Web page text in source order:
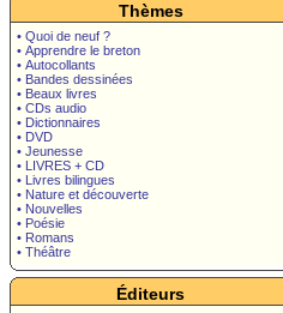
Thèmes
• Quoi de neuf ?
• Apprendre le breton
• Autocollants
• Bandes dessinées
• Beaux livres
• CDs audio
• Dictionnaires
• DVD
• Jeunesse
• LIVRES + CD
• Livres bilingues
• Nature et découverte
• Nouvelles
• Poésie
• Romans
• Théâtre
Éditeurs